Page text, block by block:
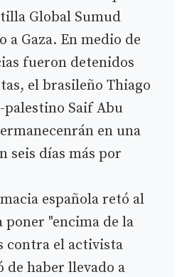
Global Sumud
a Gaza. En medio de
fueron detenidos
el brasileño Thiago
palestino Saif Abu
en una
seis días más por
española retó al
poner "encima de la
contra el activista
de haber llevado a